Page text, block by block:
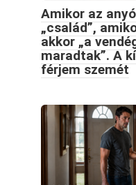
Amikor az
„család”,
akkor „a
maradtak”. A
férjem szemét